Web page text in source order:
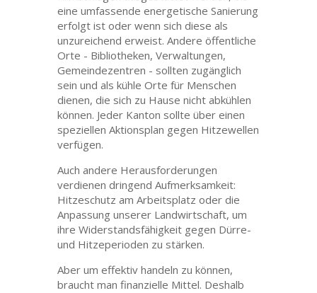
eine umfassende energetische Sanierung
erfolgt ist oder wenn sich diese als
unzureichend erweist. Andere öffentliche
Orte - Bibliotheken, Verwaltungen,
Gemeindezentren - sollten zugänglich
sein und als kühle Orte für Menschen
dienen, die sich zu Hause nicht abkühlen
können. Jeder Kanton sollte über einen
speziellen Aktionsplan gegen Hitzewellen
verfügen.
Auch andere Herausforderungen
verdienen dringend Aufmerksamkeit:
Hitzeschutz am Arbeitsplatz oder die
Anpassung unserer Landwirtschaft, um
ihre Widerstandsfähigkeit gegen Dürre-
und Hitzeperioden zu stärken.
Aber um effektiv handeln zu können,
braucht man finanzielle Mittel. Deshalb